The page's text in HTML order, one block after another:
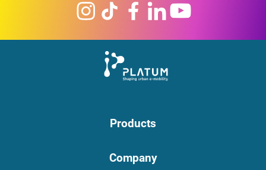
Products
Company